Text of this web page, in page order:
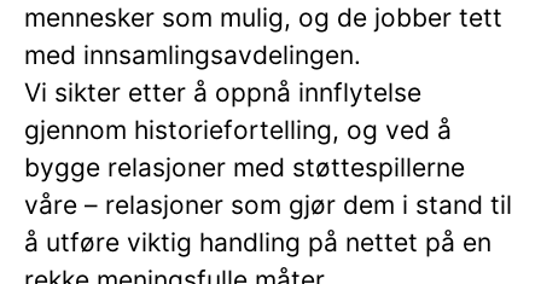
mennesker som mulig, og de jobber tett
med innsamlingsavdelingen.
Vi sikter etter å oppnå innflytelse
gjennom historiefortelling, og ved å
bygge relasjoner med støttespillerne
våre – relasjoner som gjør dem i stand til
å utføre viktig handling på nettet på en